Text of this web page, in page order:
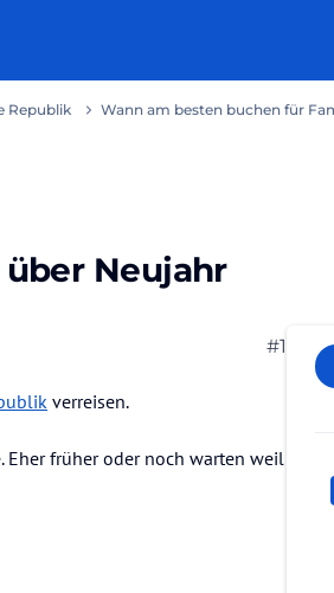
Republik Wann am besten buchen für
Neujahr
#1
verreisen.
früher oder noch warten weil